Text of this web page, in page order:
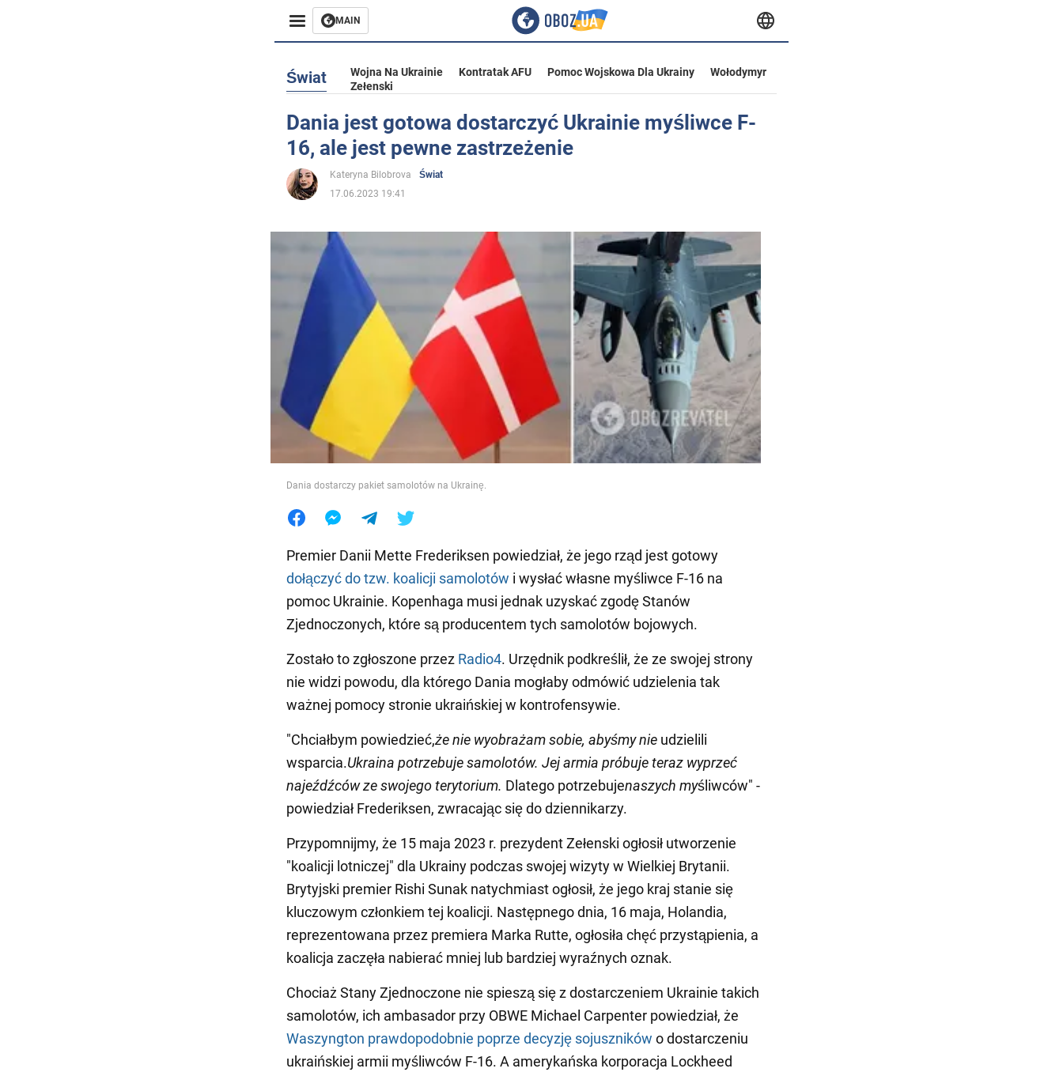
MAIN
Rozrywka
Życie
Społeczeństwo
Wojna na Ukrainie
Jedzenie
Świat Wojna Na Ukrainie Kontratak AFU Pomoc Wojskowa Dla Ukrainy
Wołodymyr
Zełenski
Dania jest gotowa dostarczyć Ukrainie myśliwce F-
16, ale jest pewne zastrzeżenie
Kateryna Bilobrova
Świat
17.06.2023 19:41
Dania dostarczy pakiet samolotów na Ukrainę.
Premier Danii Mette Frederiksen powiedział, że jego rząd jest gotowy
dołączyć do tzw. koalicji samolotów i wysłać własne myśliwce F-16 na
pomoc Ukrainie. Kopenhaga musi jednak uzyskać zgodę Stanów
Zjednoczonych, które są producentem tych samolotów bojowych.
Zostało to zgłoszone przez Radio4. Urzędnik podkreślił, że ze swojej strony
nie widzi powodu, dla którego Dania mogłaby odmówić udzielenia tak
ważnej pomocy stronie ukraińskiej w kontrofensywie.
"Chciałbym powiedzieć,że nie wyobrażam sobie, abyśmy nie udzielili
wsparcia.Ukraina potrzebuje samolotów. Jej armia próbuje teraz wyprzeć
najeźdźców ze swojego terytorium. Dlatego potrzebujenaszych myśliwców" -
powiedział Frederiksen, zwracając się do dziennikarzy.
Przypomnijmy, że 15 maja 2023 r. prezydent Zełenski ogłosił utworzenie
"koalicji lotniczej" dla Ukrainy podczas swojej wizyty w Wielkiej Brytanii.
Brytyjski premier Rishi Sunak natychmiast ogłosił, że jego kraj stanie się
kluczowym członkiem tej koalicji. Następnego dnia, 16 maja, Holandia,
reprezentowana przez premiera Marka Rutte, ogłosiła chęć przystąpienia, a
koalicja zaczęła nabierać mniej lub bardziej wyraźnych oznak.
Chociaż Stany Zjednoczone nie spieszą się z dostarczeniem Ukrainie takich
samolotów, ich ambasador przy OBWE Michael Carpenter powiedział, że
Waszyngton prawdopodobnie poprze decyzję sojuszników o dostarczeniu
ukraińskiej armii myśliwców F-16. A amerykańska korporacja Lockheed